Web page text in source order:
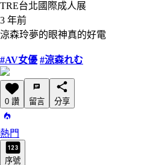
TRE台北國際成人展
3 年前
涼森玲夢的眼神真的好電
#AV女優 #涼森れむ
0 讚 留言 分享
熱門
序號